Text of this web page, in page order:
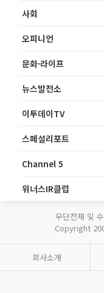
사회
오피니언
문화·라이프
뉴스발전소
이투데이TV
스페셜리포트
Channel 5
위너스IR클럽
무단전재 및
Copyright
회사소개